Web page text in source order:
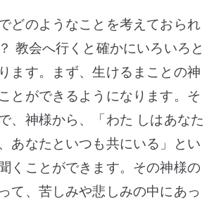
どのようなことを考えておられ
教会へ行くと確かにいろいろと
ます。まず、生けるまことの神
とができるようになります。そ
、神様から、「わた しはあなた
あなたといつも共にいる」とい
くことができます。その神様の
て、苦しみや悲しみの中にあっ